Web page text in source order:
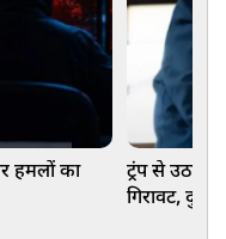
हमलों का
ट्रंप से उठा
गिरावट,